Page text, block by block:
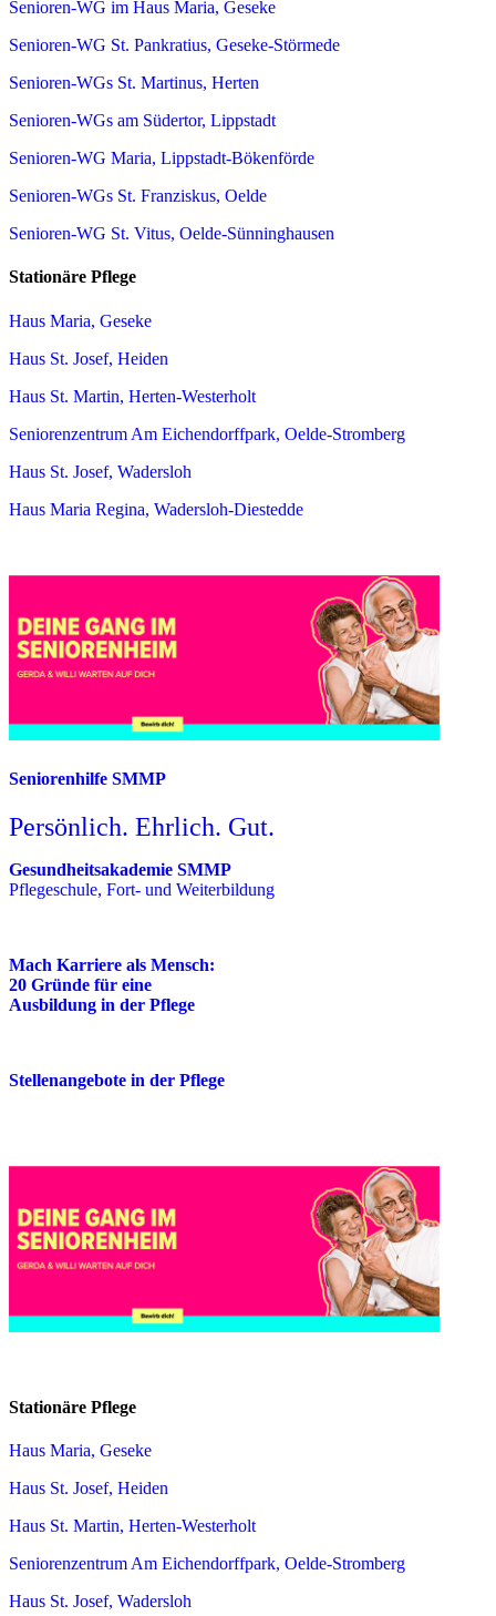
Senioren-WG im Haus Maria, Geseke
Senioren-WG St. Pankratius, Geseke-Störmede
Senioren-WGs St. Martinus, Herten
Senioren-WGs am Südertor, Lippstadt
Senioren-WG Maria, Lippstadt-Bökenförde
Senioren-WGs St. Franziskus, Oelde
Senioren-WG St. Vitus, Oelde-Sünninghausen
Stationäre Pflege
Haus Maria, Geseke
Haus St. Josef, Heiden
Haus St. Martin, Herten-Westerholt
Seniorenzentrum Am Eichendorffpark, Oelde-Stromberg
Haus St. Josef, Wadersloh
Haus Maria Regina, Wadersloh-Diestedde
Seniorenhilfe SMMP
Persönlich. Ehrlich. Gut.
Gesundheitsakademie SMMP
Pflegeschule, Fort- und Weiterbildung
Mach Karriere als Mensch:
20 Gründe für eine
Ausbildung in der Pflege
Stellenangebote in der Pflege
Stationäre Pflege
Haus Maria, Geseke
Haus St. Josef, Heiden
Haus St. Martin, Herten-Westerholt
Seniorenzentrum Am Eichendorffpark, Oelde-Stromberg
Haus St. Josef, Wadersloh